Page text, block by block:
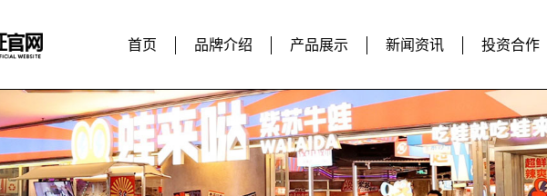
首页 品牌介绍 产品展示 新闻资讯 投资合作